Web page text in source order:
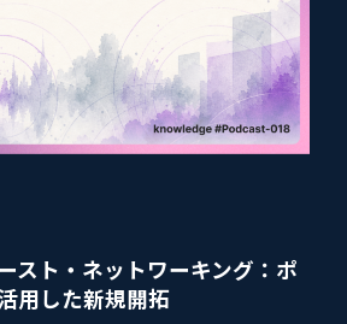
スト・ネットワーキング：ポ
用した新規開拓